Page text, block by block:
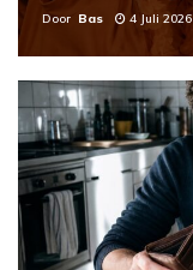
Door Bas 4 Juli 2026